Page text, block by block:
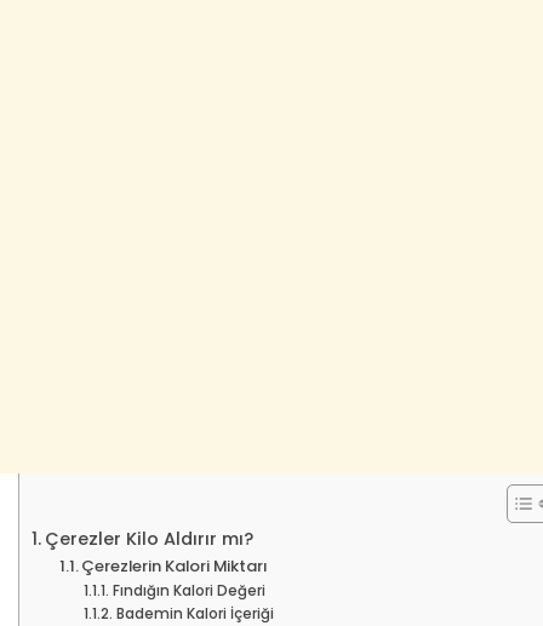
Çerezler Kilo Aldırır mı?
Çerezlerin Kalori Miktarı
Fındığın Kalori Değeri
Bademin Kalori İçeriği